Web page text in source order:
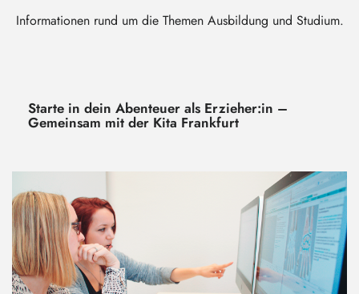
Informationen rund um die Themen Ausbildung und Studium.
Starte in dein Abenteuer als Erzieher:in –
Gemeinsam mit der Kita Frankfurt